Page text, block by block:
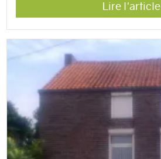
Lire l'article